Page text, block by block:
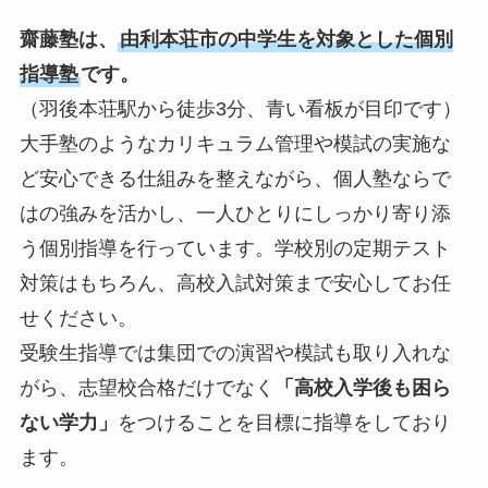
齋藤塾は、 由利本荘市の中学生を対象とした個別
指導塾です。
（羽後本荘駅から徒歩3分、青い看板が目印です）
大手塾のようなカリキュラム管理や模試の実施な
ど安心できる仕組みを整えながら、個人塾ならで
はの強みを活かし、一人ひとりにしっかり寄り添
う個別指導を行っています。学校別の定期テスト
対策はもちろん、高校入試対策まで安心してお任
せください。
受験生指導では集団での演習や模試も取り入れな
がら、志望校合格だけでなく
「高校入学後も困ら
ない学力」 をつけることを目標に指導をしており
ます。